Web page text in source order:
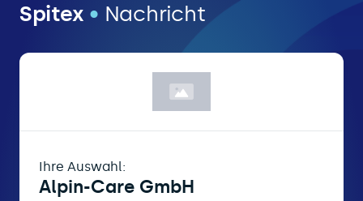
Spitex • Nachricht
Ihre Auswahl:
Alpin-Care GmbH